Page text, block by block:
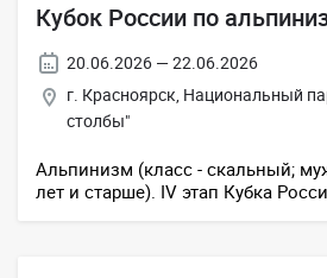
Кубок России по
20.06.2026 — 22.06.2026
г. Красноярск, Национальный
столбы"
Альпинизм (класс - скальный;
лет и старше). IV этап Кубка